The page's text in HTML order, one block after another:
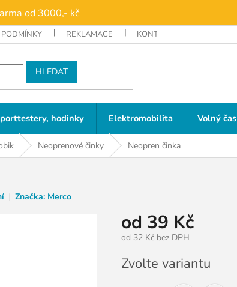
od 3000,- kč
REKLAMACE KONTAKTY
HLEDAT
hodinky Elektromobilita Volný čas
Neoprenové činky Neopren činka
Značka: Merco
od 39 Kč
od 32 Kčbez DPH
cena:
Zvolte variantu